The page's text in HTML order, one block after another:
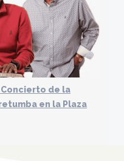
Concierto de la
en la Plaza